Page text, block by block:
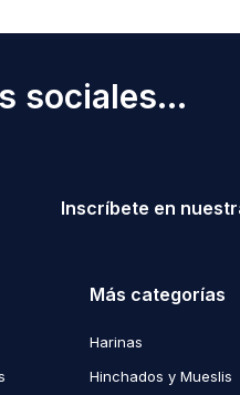
sociales...
Inscríbete en
Más categorías
Harinas
Hinchados y Mueslis